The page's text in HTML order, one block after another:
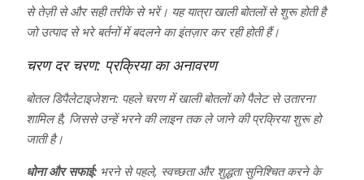
से तेज़ी से और सही तरीके से भरें। यह यात्रा खाली बोतलों से शुरू होती है
जो उत्पाद से भरे बर्तनों में बदलने का इंतज़ार कर रही होती हैं।
चरण दर चरण: प्रक्रिया का अनावरण
बोतल डिपैलेटाइजेशन: पहले चरण में खाली बोतलों को पैलेट से उतारना
शामिल है, जिससे उन्हें भरने की लाइन तक ले जाने की प्रक्रिया शुरू हो
जाती है।
धोना और सफाई:भरने से पहले, स्वच्छता और शुद्धता सुनिश्चित करने के